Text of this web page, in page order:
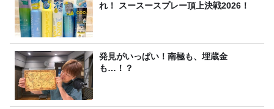
れ！ スースースプレー頂上決戦2026！
発見がいっぱい！南極も、埋蔵金
も…！？